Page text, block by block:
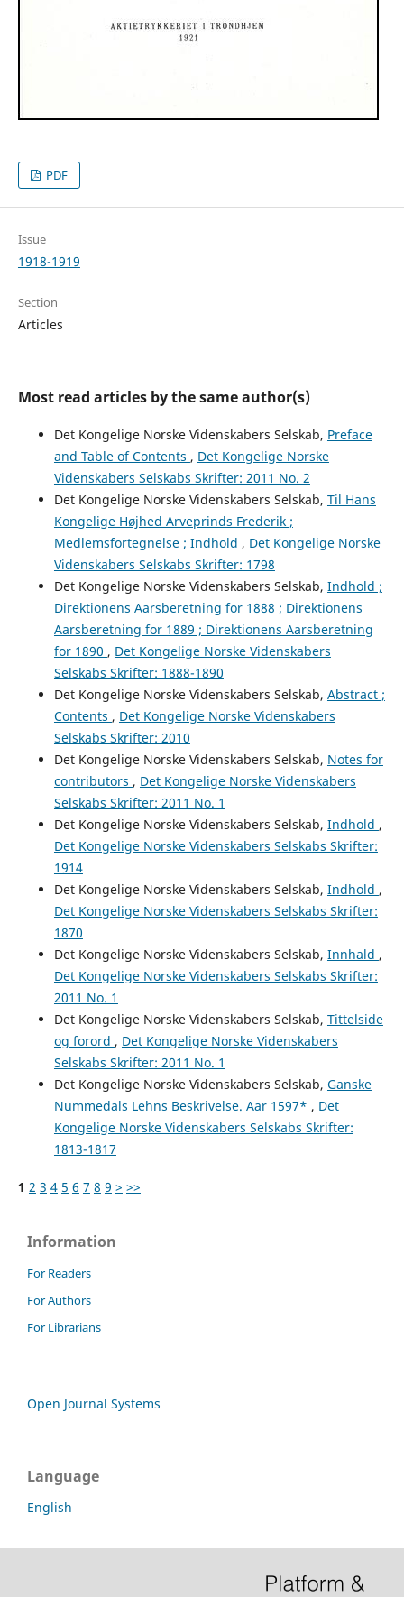
PDF
Issue
1918-1919
Section
Articles
Most read articles by the same author(s)
Det Kongelige Norske Videnskabers Selskab, Preface
and Table of Contents , Det Kongelige Norske
Videnskabers Selskabs Skrifter: 2011 No. 2
Det Kongelige Norske Videnskabers Selskab, Til Hans
Kongelige Højhed Arveprinds Frederik ;
Medlemsfortegnelse ; Indhold , Det Kongelige Norske
Videnskabers Selskabs Skrifter: 1798
Det Kongelige Norske Videnskabers Selskab, Indhold ;
Direktionens Aarsberetning for 1888 ; Direktionens
Aarsberetning for 1889 ; Direktionens Aarsberetning
for 1890 , Det Kongelige Norske Videnskabers
Selskabs Skrifter: 1888-1890
Det Kongelige Norske Videnskabers Selskab, Abstract ;
Contents , Det Kongelige Norske Videnskabers
Selskabs Skrifter: 2010
Det Kongelige Norske Videnskabers Selskab, Notes for
contributors , Det Kongelige Norske Videnskabers
Selskabs Skrifter: 2011 No. 1
Det Kongelige Norske Videnskabers Selskab, Indhold ,
Det Kongelige Norske Videnskabers Selskabs Skrifter:
1914
Det Kongelige Norske Videnskabers Selskab, Indhold ,
Det Kongelige Norske Videnskabers Selskabs Skrifter:
1870
Det Kongelige Norske Videnskabers Selskab, Innhald ,
Det Kongelige Norske Videnskabers Selskabs Skrifter:
2011 No. 1
Det Kongelige Norske Videnskabers Selskab, Tittelside
og forord , Det Kongelige Norske Videnskabers
Selskabs Skrifter: 2011 No. 1
Det Kongelige Norske Videnskabers Selskab, Ganske
Nummedals Lehns Beskrivelse. Aar 1597* , Det
Kongelige Norske Videnskabers Selskabs Skrifter:
1813-1817
1 2 3 4 5 6 7 8 9 > >>
Information
For Readers
For Authors
For Librarians
Open Journal Systems
Language
English